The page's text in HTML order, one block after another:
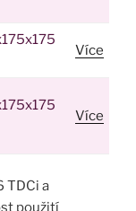
Více
Více
TDCi a
použití